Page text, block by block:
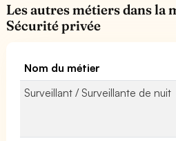
Les autres métiers dans la
Sécurité privée
Nom du métier
Surveillant / Surveillante de nuit